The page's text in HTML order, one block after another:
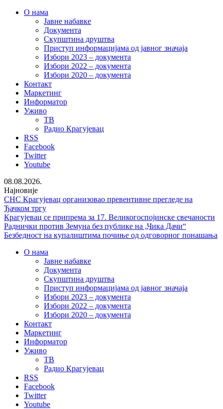
О нама
Јавне набавке
Документа
Скупштина друштва
Приступ информацијама од јавног значаја
Избори 2023 – документа
Избори 2022 – документа
Избори 2020 – документа
Контакт
Маркетинг
Информатор
Уживо
ТВ
Радио Крагујевац
RSS
Facebook
Twitter
Youtube
08.08.2026.
Најновије
СНС Крагујевац организовао превентивне прегледе на
Ђачком тргу
Крагујевац се припрема за 17. Великогоспојинске свечаности
Раднички против Земуна без публике на „Чика Дачи“
Безбедност на купалиштима почиње од одговорног понашања
О нама
Јавне набавке
Документа
Скупштина друштва
Приступ информацијама од јавног значаја
Избори 2023 – документа
Избори 2022 – документа
Избори 2020 – документа
Контакт
Маркетинг
Информатор
Уживо
ТВ
Радио Крагујевац
RSS
Facebook
Twitter
Youtube